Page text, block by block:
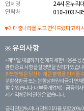
업체명
24시온누리
연락처
010-3037-
대출나라를 보고 연락드렸다고 하
※ 유의사항
계약을 체결하기 전에 자세한 내용은
관한 중요 사항을 설명받을 권리가 있습
과도한 빚은 당신 에게 큰 불행을 안겨줄
분할상환금 또는 분할상환원리금이 연
할 수 있습니다. 대부중개업체는 금융회
제 계약체결의 권한은 없습니다.
금리 연20% 이내 (연체이자율 포함 20%